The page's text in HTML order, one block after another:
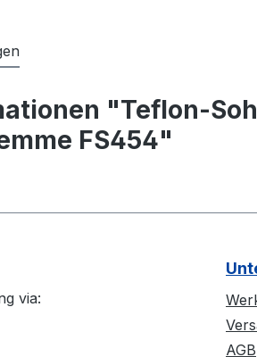
"Teflon-
FS454"
via:
AGB